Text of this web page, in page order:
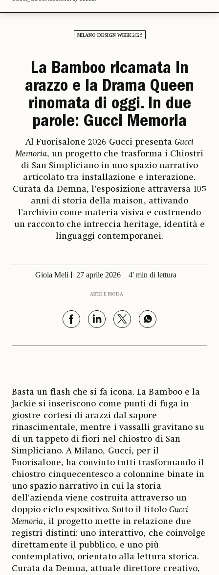
MILANO DESIGN WEEK 2026
La Bamboo ricamata in
arazzo e la Drama Queen
rinomata di oggi. In due
parole: Gucci Memoria
Al Fuorisalone 2026 Gucci presentaGucci
Memoria, un progetto che trasforma i Chiostri
di San Simpliciano in uno spazio narrativo
articolato tra installazione e interazione.
Curata da Demna, l’esposizione attraversa 105
anni di storia della maison, attivando
l’archivio come materia visiva e costruendo
un racconto che intreccia heritage, identità e
linguaggi contemporanei.
Gioia Meli 27 aprile 2026 4' min di lettura
ARTE E MODA
Basta un flash che si fa icona. La Bamboo e la
Jackie si inseriscono come punti di fuga in
giostre cortesi di arazzi dal sapore
rinascimentale, mentre i vassalli gravitano su
di un tappeto di fiori nel chiostro di San
Simpliciano. A Milano, Gucci, per il
Fuorisalone, ha convinto tutti trasformando il
chiostro cinquecentesco a colonnine binate in
uno spazio narrativo in cui la storia
dell'azienda viene costruita attraverso un
doppio ciclo espositivo. Sotto il titolo Gucci
Memoria, il progetto mette in relazione due
registri distinti: uno interattivo, che coinvolge
direttamente il pubblico, e uno più
contemplativo, orientato alla lettura storica.
Curata da Demna, attuale direttore creativo,